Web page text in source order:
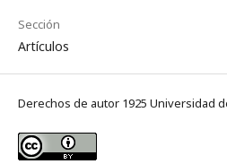
Sección
Artículos
Derechos de autor 1925 Universidad